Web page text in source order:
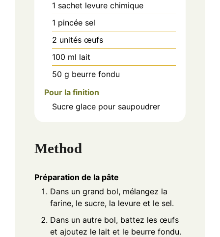
1 sachet levure chimique
1 pincée sel
2 unités œufs
100 ml lait
50 g beurre fondu
Pour la finition
Sucre glace pour saupoudrer
Method
Préparation de la pâte
Dans un grand bol, mélangez la
farine, le sucre, la levure et le sel.
Dans un autre bol, battez les œufs
et ajoutez le lait et le beurre fondu.